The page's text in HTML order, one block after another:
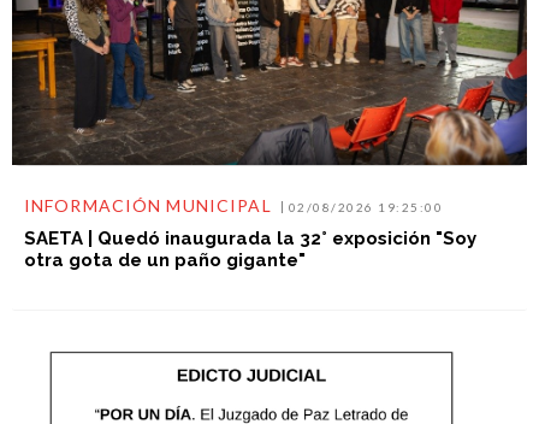
INFORMACIÓN MUNICIPAL 02/08/2026 19:25:00
SAETA | Quedó inaugurada la 32° exposición "Soy
otra gota de un paño gigante"